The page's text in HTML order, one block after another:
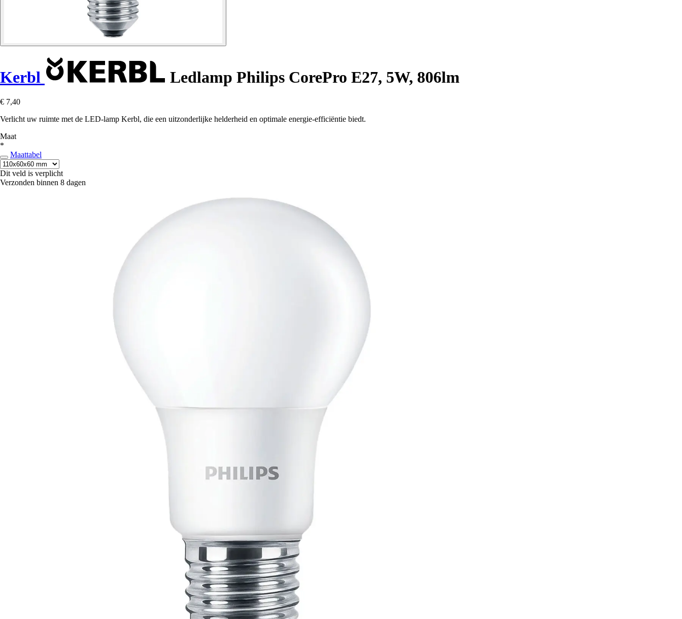
Kerbl Ledlamp Philips CorePro E27, 5W, 806lm
€ 7,40
Verlicht uw ruimte met de LED-lamp Kerbl, die een uitzonderlijke helderheid en optimale energie-efficiëntie biedt.
Maat
*
Maattabel
Dit veld is verplicht
Verzonden binnen 8 dagen